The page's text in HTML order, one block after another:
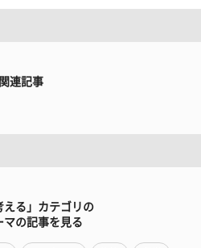
関連記事
える」カテゴリの
マの記事を見る